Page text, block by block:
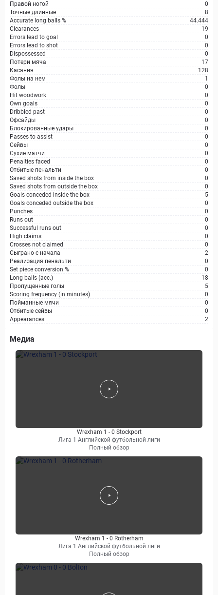
Правой ногой
0
Точные длинные
8
Accurate long balls %
44.444
Clearances
19
Errors lead to goal
0
Errors lead to shot
0
Dispossessed
0
Потери мяча
17
Касания
128
Фолы на нем
1
Фолы
0
Hit woodwork
0
Own goals
0
Dribbled past
0
Офсайды
0
Блокированные удары
0
Passes to assist
0
Сейвы
0
Сухие матчи
0
Penalties faced
0
Отбитые пенальти
0
Saved shots from inside the box
0
Saved shots from outside the box
0
Goals conceded inside the box
5
Goals conceded outside the box
0
Punches
0
Runs out
0
Successful runs out
0
High claims
0
Crosses not claimed
0
Сыграно с начала
2
Реализация пенальти
0
Set piece conversion %
0
Long balls (acc.)
18
Пропущенные голы
5
Scoring frequency (in minutes)
0
Пойманные мячи
0
Отбитые сейвы
0
Appearances
2
Медиа
Wrexham 1 - 0 Stockport
Лига 1 Английской футбольной лиги
Полный обзор
Wrexham 1 - 0 Rotherham
Лига 1 Английской футбольной лиги
Полный обзор